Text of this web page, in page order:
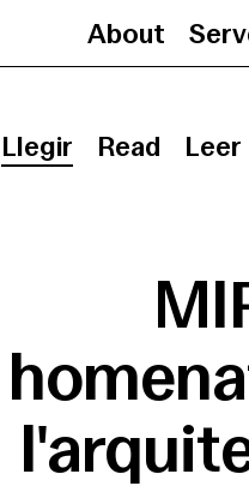
About
Llegir
Read Leer